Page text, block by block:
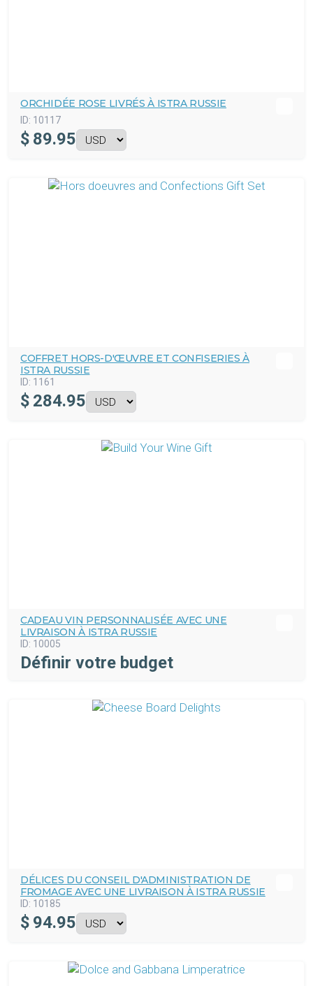
ORCHIDÉE ROSE LIVRÉS À ISTRA RUSSIE
ID: 10117
$ 89.95
COFFRET HORS-D'ŒUVRE ET CONFISERIES À
ISTRA RUSSIE
ID: 1161
$ 284.95
CADEAU VIN PERSONNALISÉE AVEC UNE
LIVRAISON À ISTRA RUSSIE
ID: 10005
Définir votre budget
DÉLICES DU CONSEIL D'ADMINISTRATION DE
FROMAGE AVEC UNE LIVRAISON À ISTRA RUSSIE
ID: 10185
$ 94.95